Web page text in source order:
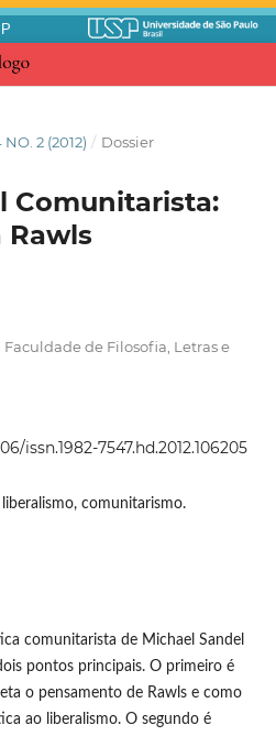
2 (2012) / Dossier
Comunitarista:
Rawls
de Filosofia, Letras e
issn.1982-7547.hd.2012.106205
comunitarismo.
comunitarista de Michael Sandel
pontos principais. O primeiro é
o pensamento de Rawls e como
ao liberalismo. O segundo é